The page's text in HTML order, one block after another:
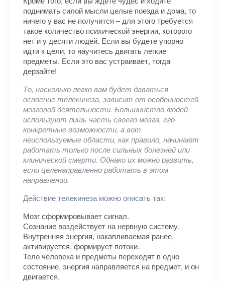
поднимать силой мысли целые поезда и дома, то
ничего у вас не получится – для этого требуется
такое количество психической энергии, которого
нет и у десяти людей. Если вы будете упорно
идти к цели, то научитесь двигать легкие
предметы. Если это вас устраивает, тогда
дерзайте!
То, насколько легко вам будет даваться
освоение телекинеза, зависит от особенностей
мозговой деятельности. Большинство людей
используют лишь часть своего мозга, его
конкретные возможности, а вот
неиспользуемые области, как правило, начинают
работать только после сильных болезней или
клинической смерти. Однако их можно развить,
если целенаправленно работать в этом
направлении.
Действие телекинеза можно описать так:
Мозг сформировывает сигнал.
Сознание воздействует на нервную систему.
Внутренняя энергия, накапливаемая ранее,
активируется, формирует потоки.
Тело человека и предметы переходят в одно
состояние, энергия направляется на предмет, и он
двигается.